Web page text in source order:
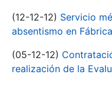
(12-12-12) Servicio
absentismo en
(05-12-12)
realización de la